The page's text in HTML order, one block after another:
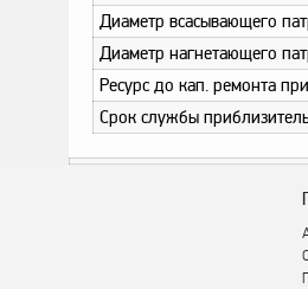
Диаметр всасывающего
Диаметр нагнетающего
Ресурс до кап. ремонта
Срок службы